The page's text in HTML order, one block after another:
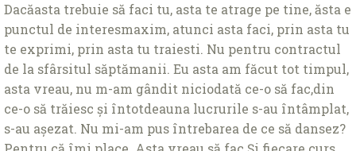
Dacăasta trebuie să faci tu, asta te atrage pe tine, ăsta e
punctul de interesmaxim, atunci asta faci, prin asta tu
te exprimi, prin asta tu traiesti. Nu pentru contractul
de la sfârsitul săptămanii. Eu asta am făcut tot timpul,
asta vreau, nu m-am gândit niciodată ce-o să fac,din
ce-o să trăiesc și întotdeauna lucrurile s-au întâmplat,
s-au așezat. Nu mi-am pus întrebarea de ce să dansez?